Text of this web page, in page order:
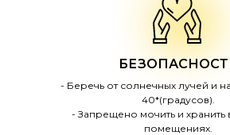
- Беречь от солнечных лучей и
40*(градусов).
- Запрещено мочить и хранить
помещениях.